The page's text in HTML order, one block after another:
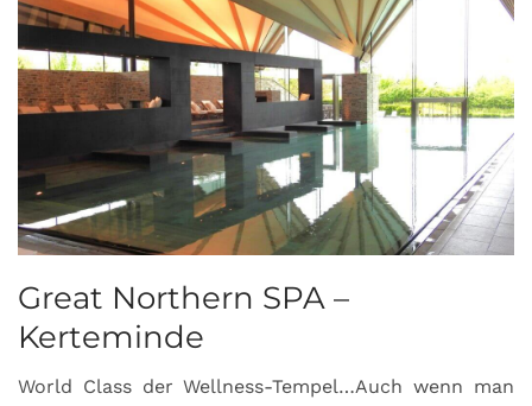
Great Northern SPA –
Kerteminde
World Class der Wellness-Tempel…Auch wenn man